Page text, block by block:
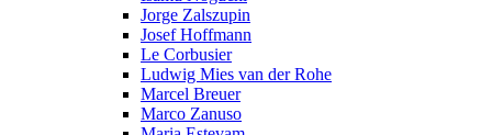
Jorge Zalszupin
Josef Hoffmann
Le Corbusier
Ludwig Mies van der Rohe
Marcel Breuer
Marco Zanuso